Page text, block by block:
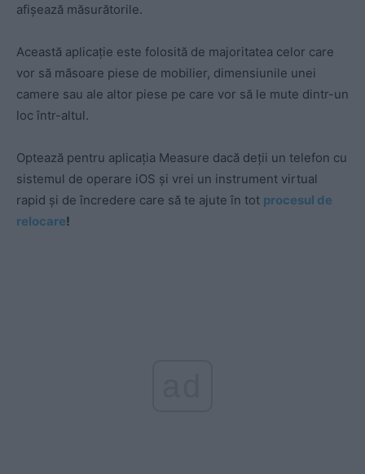
afișează măsurătorile.
Această aplicație este folosită de majoritatea celor care
vor să măsoare piese de mobilier, dimensiunile unei
camere sau ale altor piese pe care vor să le mute dintr-un
loc într-altul.
Optează pentru aplicația Measure dacă deții un telefon cu
sistemul de operare iOS și vrei un instrument virtual
rapid și de încredere care să te ajute în tot procesul de
relocare!